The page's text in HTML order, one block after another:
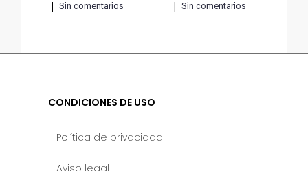
Sin comentarios Sin comentarios
CONDICIONES DE USO
Política de privacidad